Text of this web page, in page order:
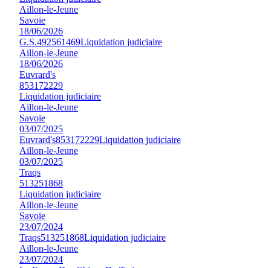
Aillon-le-Jeune
Savoie
18/06/2026
G.S.492561469Liquidation judiciaire
Aillon-le-Jeune
18/06/2026
Euvrard's
853172229
Liquidation judiciaire
Aillon-le-Jeune
Savoie
03/07/2025
Euvrard's853172229Liquidation judiciaire
Aillon-le-Jeune
03/07/2025
Traqs
513251868
Liquidation judiciaire
Aillon-le-Jeune
Savoie
23/07/2024
Traqs513251868Liquidation judiciaire
Aillon-le-Jeune
23/07/2024